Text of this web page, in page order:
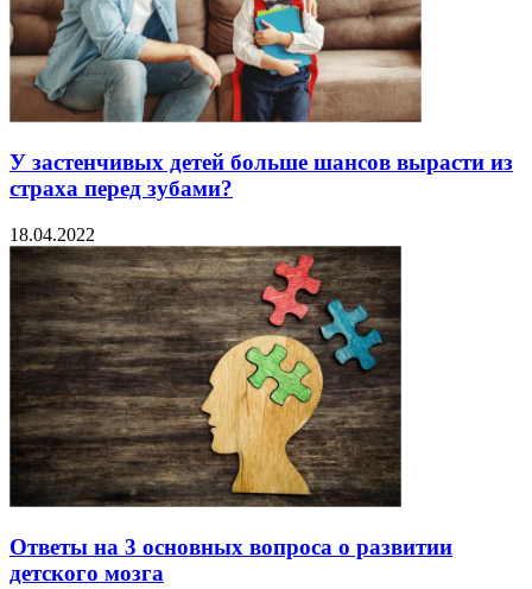
У застенчивых детей больше шансов вырасти из
страха перед зубами?
18.04.2022
Ответы на 3 основных вопроса о развитии
детского мозга